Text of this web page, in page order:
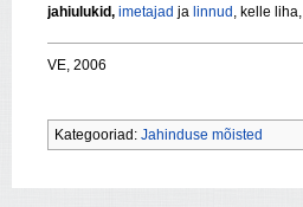
jahiulukid, imetajad ja linnud , kelle liha,
VE, 2006
Kategooriad: Jahinduse mõisted